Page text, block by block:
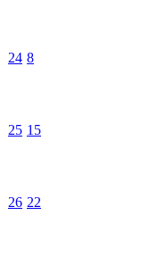
24 8
25 15
26 22